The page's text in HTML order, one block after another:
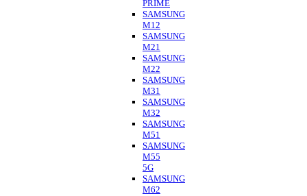
PRIME
SAMSUNG
M12
SAMSUNG
M21
SAMSUNG
M22
SAMSUNG
M31
SAMSUNG
M32
SAMSUNG
M51
SAMSUNG
M55
5G
SAMSUNG
M62